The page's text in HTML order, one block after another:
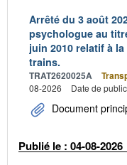
Arrêté du 3 août
psychologue au
juin 2010 relatif à
trains.
TRAT2620025A
08-2026
Date de
Document
Publié le : 04-08-2026